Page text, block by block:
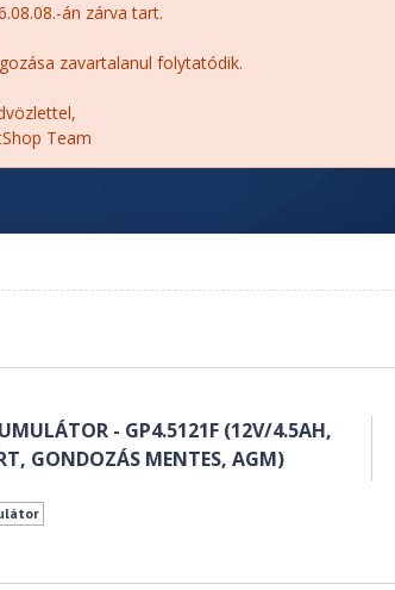
án zárva tart.
zavartalanul folytatódik.
Team
- GP4.5121F (12V/4.5AH,
GONDOZÁS MENTES, AGM)